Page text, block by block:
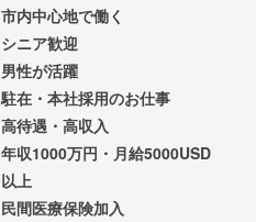
市内中心地で働く
シニア歓迎
男性が活躍
駐在・本社採用のお仕事
高待遇・高収入
年収1000万円・月給5000USD
以上
民間医療保険加入